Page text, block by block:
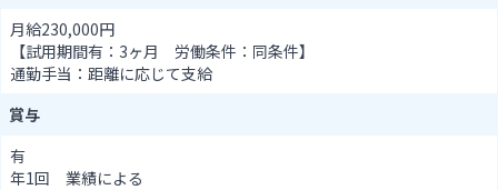
月給230,000円
【試用期間有：3ヶ月 労働条件：同条件】
通勤手当：距離に応じて支給
賞与
有
年1回 業績による